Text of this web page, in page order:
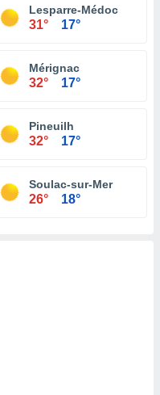
Lesparre-Médoc
31° 17°
Mérignac
32° 17°
Pineuilh
32° 17°
Soulac-sur-Mer
26° 18°